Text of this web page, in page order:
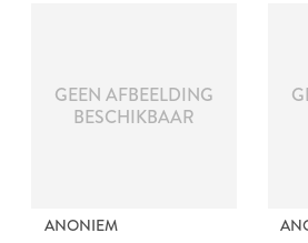
GEEN AFBEELDING
BESCHIKBAAR
ANONIEM